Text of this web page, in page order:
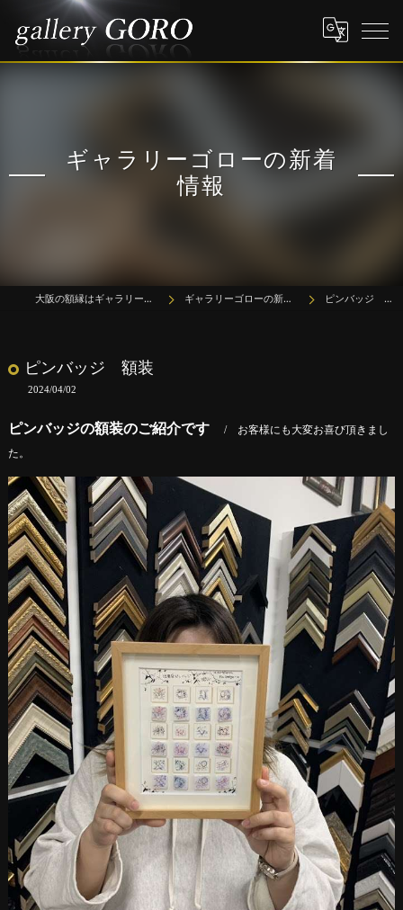
ギャラリーゴローの新着
情報
大阪の額縁はギャラリーゴロー ギャラリーゴローの新着情報 ピンバッジ 額装
ピンバッジ 額装
2024/04/02
ピンバッジの額装のご紹介です
お客様にも大変お喜び頂きまし
た。